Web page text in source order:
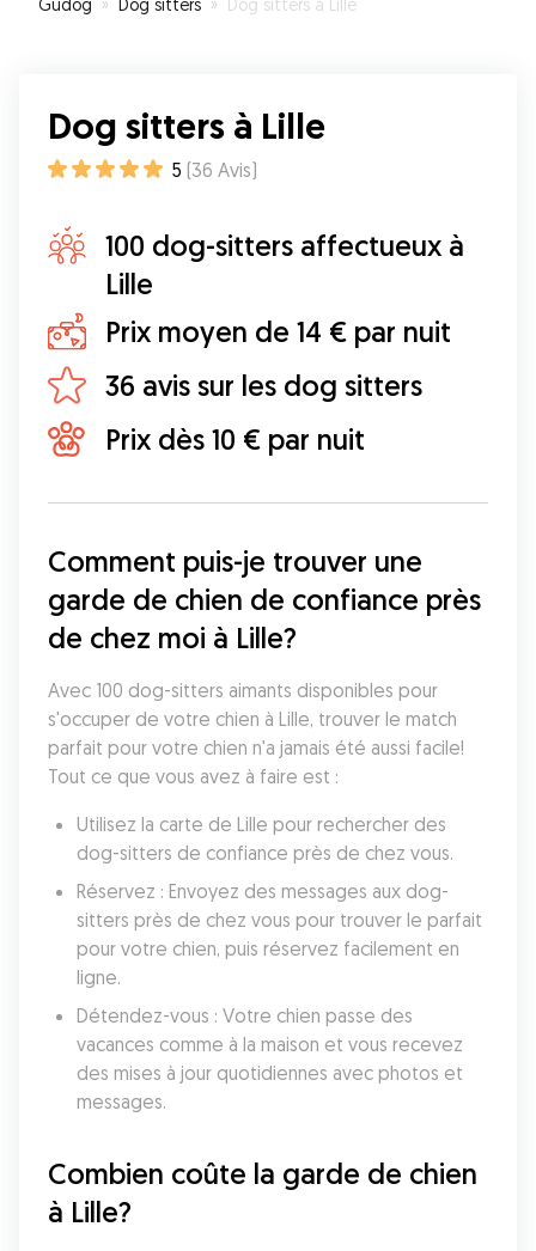
Gudog » Dog sitters » Dog sitters à Lille
Dog sitters à Lille
5 (36 Avis)
100 dog-sitters affectueux à
Lille
Prix moyen de 14 € par nuit
36 avis sur les dog sitters
Prix dès 10 € par nuit
Comment puis-je trouver une
garde de chien de confiance près
de chez moi à Lille?
Avec 100 dog-sitters aimants disponibles pour
s'occuper de votre chien à Lille, trouver le match
parfait pour votre chien n'a jamais été aussi facile!
Tout ce que vous avez à faire est :
Utilisez la carte de Lille pour rechercher des
dog-sitters de confiance près de chez vous.
Réservez : Envoyez des messages aux dog-
sitters près de chez vous pour trouver le parfait
pour votre chien, puis réservez facilement en
ligne.
Détendez-vous : Votre chien passe des
vacances comme à la maison et vous recevez
des mises à jour quotidiennes avec photos et
messages.
Combien coûte la garde de chien
à Lille?